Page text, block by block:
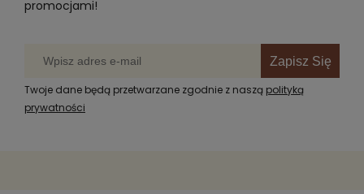
promocjami!
Zapisz Się
Twoje dane będą przetwarzane zgodnie z naszą polityką
prywatności